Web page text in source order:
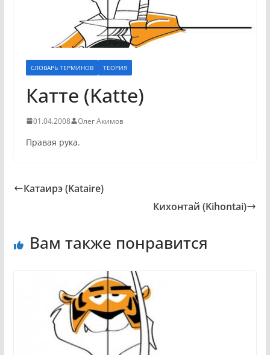
СЛОВАРЬ ТЕРМИНОВ ТЕОРИЯ
Катте (Katte)
01.04.2008 Олег Акимов
Правая рука.
Катаирэ (Kataire)
Кихонтай (Kihontai)
Вам также понравится